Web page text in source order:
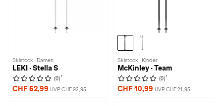
Skistock · Damen
LEKI · Stella S
(0) 1
CHF 62,99 UVP CHF 92,95
Skistock · Kinder
McKinley · Team
(0) 1
CHF 10,99 UVP CHF 21,95